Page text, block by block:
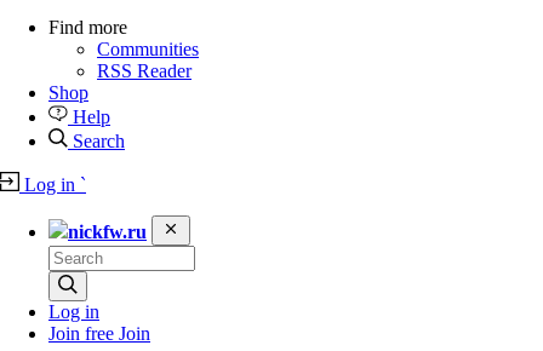
Find more
Communities
RSS Reader
Shop
Help
Search
Log in `
nickfw.ru
Log in
Join free Join